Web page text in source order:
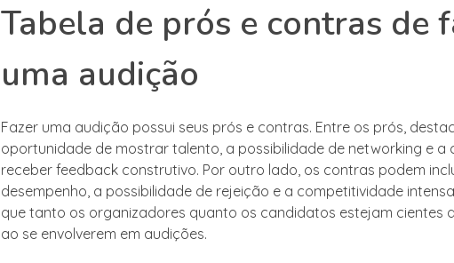
Tabela de prós e contras de
uma audição
Fazer uma audição possui seus prós e contras. Entre os prós,
oportunidade de mostrar talento, a possibilidade de networking e a
receber feedback construtivo. Por outro lado, os contras podem
desempenho, a possibilidade de rejeição e a competitividade
que tanto os organizadores quanto os candidatos estejam cientes
ao se envolverem em audições.